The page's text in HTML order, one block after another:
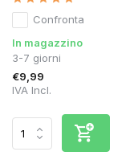
Confronta
In magazzino
3-7 giorni
€9,99
IVA Incl.